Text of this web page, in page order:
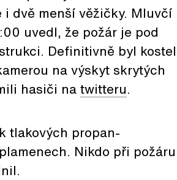
dvě menší věžičky. Mluvčí
uvedl, že požár je pod
Definitivně byl kostel
na výskyt skrytých
hasiči na twitteru.
tlakových propan-
Nikdo při požáru